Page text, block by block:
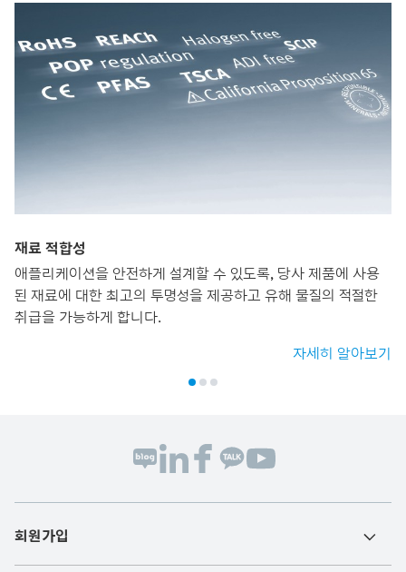
재료 적합성
애플리케이션을 안전하게 설계할 수 있도록, 당사 제품에 사용
된 재료에 대한 최고의 투명성을 제공하고 유해 물질의 적절한
취급을 가능하게 합니다.
자세히 알아보기
회원가입